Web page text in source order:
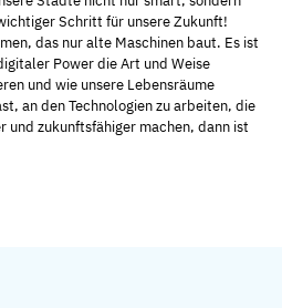
Schritt für unsere Zukunft!
das nur alte Maschinen baut. Es ist
Power die Art und Weise
und wie unsere Lebensräume
an den Technologien zu arbeiten, die
und zukunftsfähiger machen, dann ist